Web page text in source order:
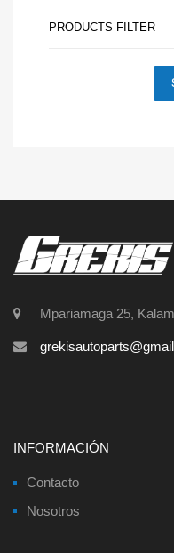
PRODUCTS FILTER
Mpariamaga 25,
INFORMACIÓN
Contacto
Nosotros